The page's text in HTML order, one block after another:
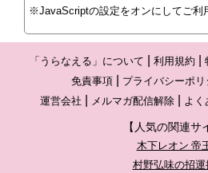
※JavaScriptの設定をオンにしてご利
「うらなえる」について 利用規約
免責事項
プライバシーポリ
運営会社
メルマガ配信解除 よく
【人気の関連サ
木下レオン 帝
村野弘味の招運